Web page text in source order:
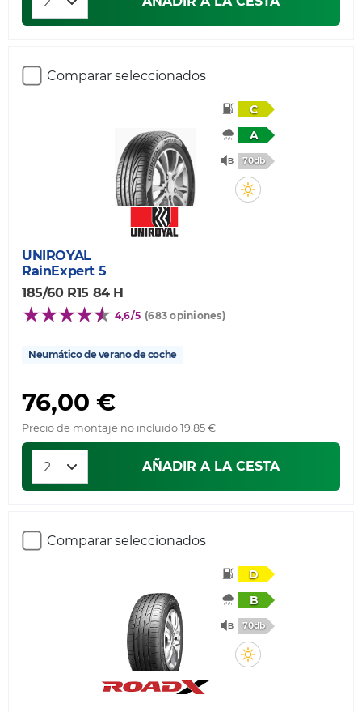
Comparar seleccionados
C
A
70db
UNIROYAL
RainExpert 5
185/60 R15 84 H
4,6/5 (683 opiniones)
Neumático de verano de coche
76,00 €
Precio de montaje no incluido 19,85 €
AÑADIR A LA CESTA
Comparar seleccionados
D
B
70db